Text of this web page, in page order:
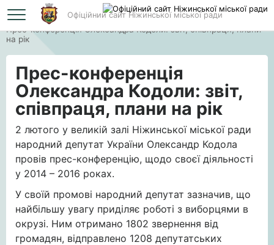
Офіційний сайт Ніжинської міської ради
Головна
Прес-конференція Олександра Кодоли: звіт, співпраця, плани
на рік
Прес-конференція
Олександра Кодоли: звіт,
співпраця, плани на рік
2 лютого у великій залі Ніжинської міської ради
народний депутат України Олександр Кодола
провів прес-конференцію, щодо своєї діяльності
у 2014 – 2016 роках.
У своїй промові народний депутат зазначив, що
найбільшу увагу приділяє роботі з виборцями в
окрузі. Ним отримано 1802 звернення від
громадян, відправлено 1208 депутатських